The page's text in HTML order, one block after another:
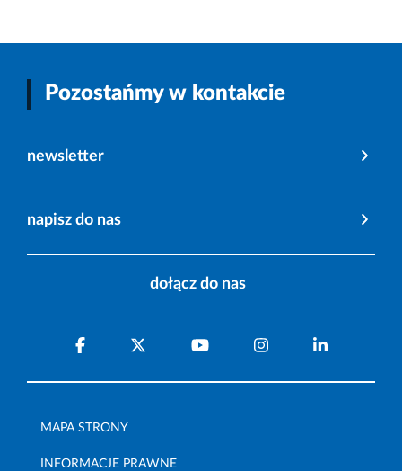
Pozostańmy w kontakcie
newsletter
napisz do nas
dołącz do nas
MAPA STRONY
INFORMACJE PRAWNE